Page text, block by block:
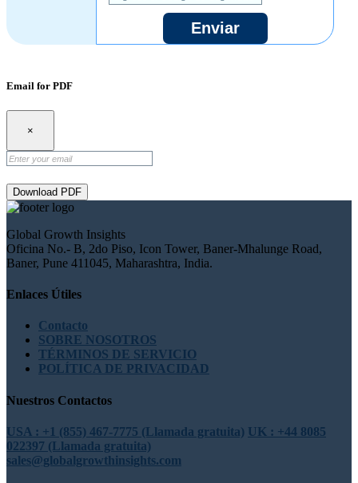
Enviar
Email for PDF
×
Download PDF
Global Growth Insights
Oficina No.- B, 2do Piso, Icon Tower, Baner-Mhalunge Road,
Baner, Pune 411045, Maharashtra, India.
Enlaces Útiles
Contacto
SOBRE NOSOTROS
TÉRMINOS DE SERVICIO
POLÍTICA DE PRIVACIDAD
Nuestros Contactos
USA : +1 (855) 467-7775 (Llamada gratuita) UK : +44 8085
022397 (Llamada gratuita)
sales@globalgrowthinsights.com